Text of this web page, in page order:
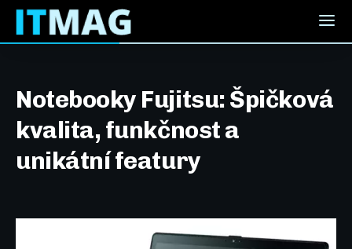
Notebooky Fujitsu: Špičková
kvalita, funkčnost a
unikátní featury